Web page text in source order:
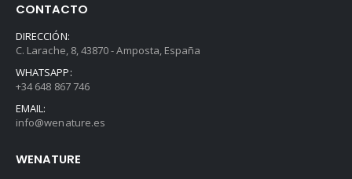
CONTACTO
DIRECCIÓN:
C. Larache, 8, 43870 - Amposta, España
WHATSAPP:
+34 648 867 746
EMAIL:
info@wenature.es
WENATURE